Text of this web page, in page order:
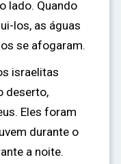
lado. Quando
los, as águas
se afogaram.
israelitas
deserto,
Eles foram
durante o
a noite.